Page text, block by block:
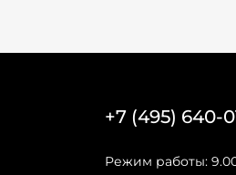
+7 (495) 640-
Режим работы: